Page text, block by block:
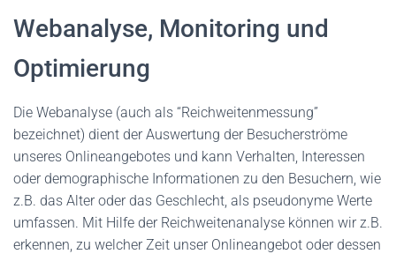
Webanalyse, Monitoring und
Optimierung
Die Webanalyse (auch als “Reichweitenmessung”
bezeichnet) dient der Auswertung der Besucherströme
unseres Onlineangebotes und kann Verhalten, Interessen
oder demographische Informationen zu den Besuchern, wie
z.B. das Alter oder das Geschlecht, als pseudonyme Werte
umfassen. Mit Hilfe der Reichweitenanalyse können wir z.B.
erkennen, zu welcher Zeit unser Onlineangebot oder dessen